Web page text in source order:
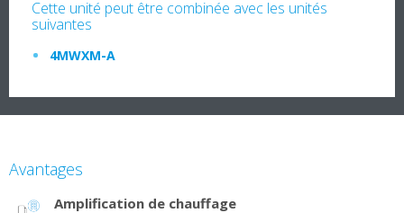
Cette unité peut être combinée avec les unités
suivantes
4MWXM-A
Avantages
Amplification de chauffage